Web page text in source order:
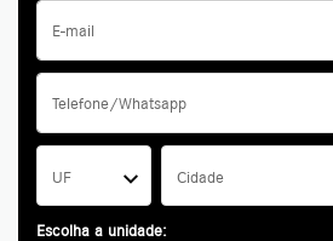
UF Cidade
Escolha a unidade: